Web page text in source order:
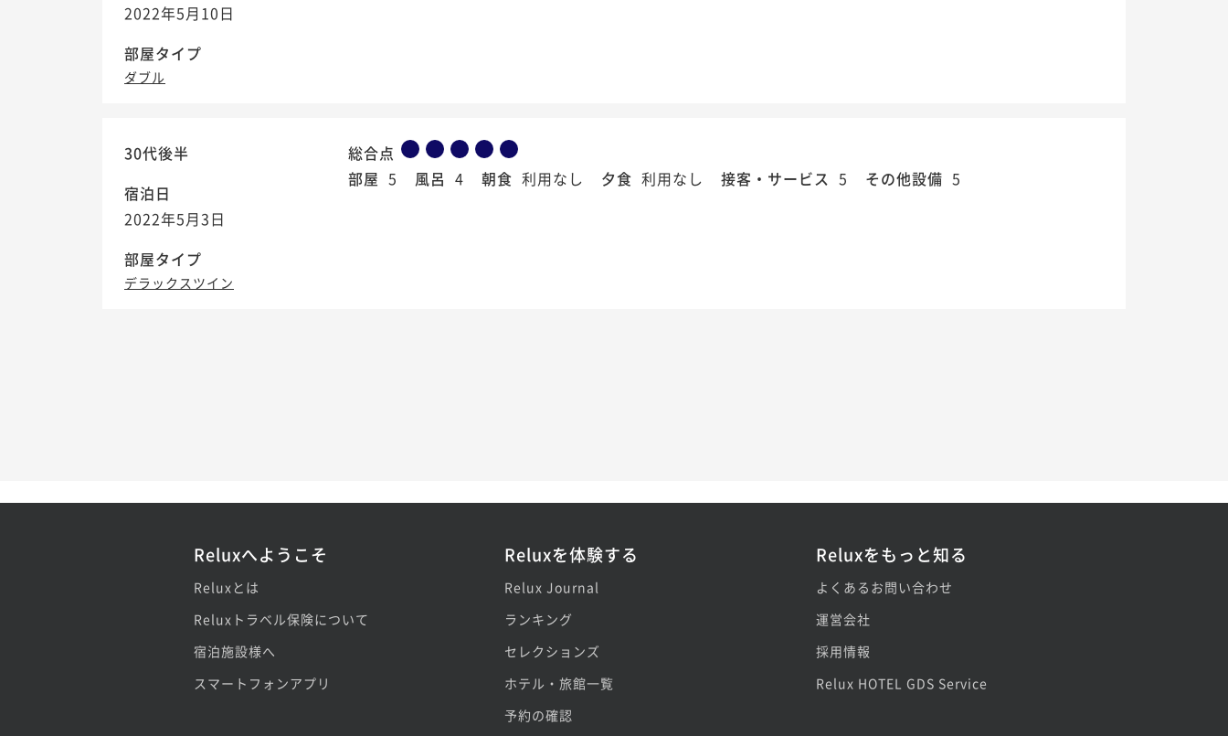
2022年5月10日
部屋タイプ
ダブル
30代後半
宿泊日
2022年5月3日
部屋タイプ
デラックスツイン
総合点
部屋 5 風呂 4 朝食 利用なし 夕食 利用なし 接客・サービス 5 その他設備 5
Reluxへようこそ
Reluxとは
Reluxトラベル保険について
宿泊施設様へ
スマートフォンアプリ
Reluxを体験する
Relux Journal
ランキング
セレクションズ
ホテル・旅館一覧
予約の確認
Reluxをもっと知る
よくあるお問い合わせ
運営会社
採用情報
Relux HOTEL GDS Service